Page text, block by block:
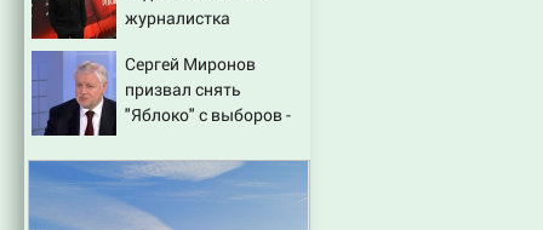
состояние
журналистка
Бондарчука и
Исаковой
Сергей Миронов
призвал снять
"Яблоко" с выборов -